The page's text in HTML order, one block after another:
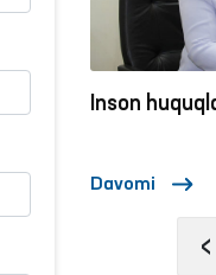
Inson
Davomi
‹